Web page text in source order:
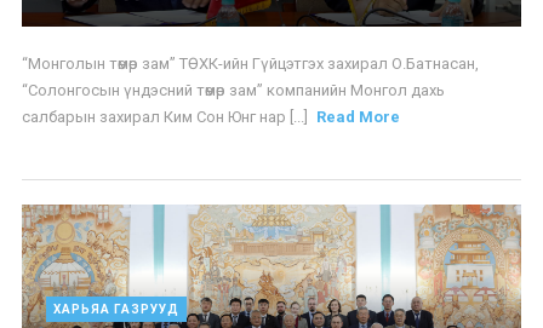
“Монголын төмөр зам” ТӨХК-ийн Гүйцэтгэх захирал О.Батнасан,
“Солонгосын үндэсний төмөр зам” компанийн Монгол дахь
салбарын захирал Ким Сон Юнг нар [...]
Read More
ХАРЬЯА ГАЗРУУД